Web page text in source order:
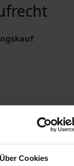
Über Cookies